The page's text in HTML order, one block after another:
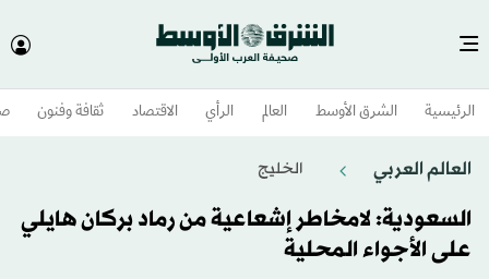
الرئيسية الشرق الأوسط​ العالم الرأي الاقتصاد ثقافة وفنون
العالم العربي الخليج
السعودية: لامخاطر إشعاعية من رماد بركان هايلي
على الأجواء المحلية